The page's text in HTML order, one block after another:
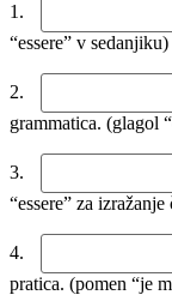
1.
“essere” v sedanjiku)
2.
grammatica. (glagol
3.
“essere” za izražanje
4.
pratica. (pomen “je